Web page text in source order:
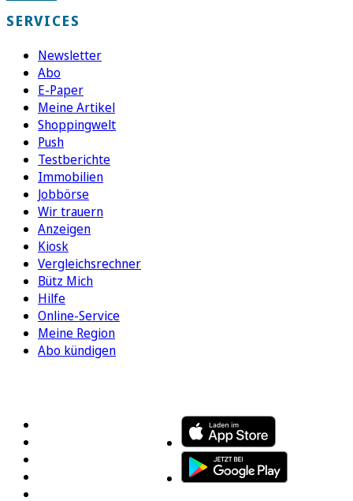
SERVICES
Newsletter
Abo
E-Paper
Meine Artikel
Shoppingwelt
Push
Testberichte
Immobilien
Jobbörse
Wir trauern
Anzeigen
Kiosk
Vergleichsrechner
Bütz Mich
Hilfe
Online-Service
Meine Region
Abo kündigen